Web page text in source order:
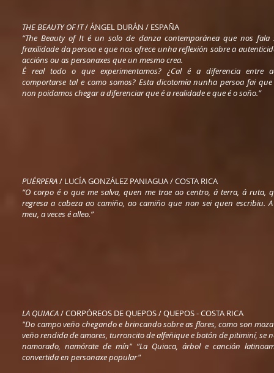
THE BEAUTY OF IT/ ÁNGEL DURÁN / ESPAÑA
“The Beauty of It é un solo de danza contemporánea que nos fala
fraxilidade da persoa e que nos ofrece unha reflexión sobre a
accións ou as personaxes que un mesmo crea.
É real todo o que experimentamos? ¿Cal é a diferencia entre
comportarse tal e como somos? Esta dicotomía nunha persoa fai que
non poidamos chegar a diferenciar que é a realidade e que é o soño.”
PUÉRPERA/ LUCÍA GONZÁLEZ PANIAGUA / COSTA RICA
“O corpo é o que me salva, quen me trae ao centro, á terra, á ruta,
regresa a cabeza ao camiño, ao camiño que non sei quen escribiu. A
meu, a veces é alleo.”
LA QUIACA/ CORPÓREOS DE QUEPOS / QUEPOS - COSTA RICA
"Do campo veño chegando e brincando sobre as flores, como son
veño rendida de amores, turroncito de alfeñique e botón de pitiminí, se
namorado, namórate de mín" “La Quiaca, árbol e canción
convertida en personaxe popular"